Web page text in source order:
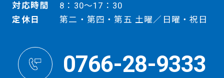
対応時間
8：30～17：30
定休日
第二・第四・第五 土曜／日曜・祝日
0766-28-9333